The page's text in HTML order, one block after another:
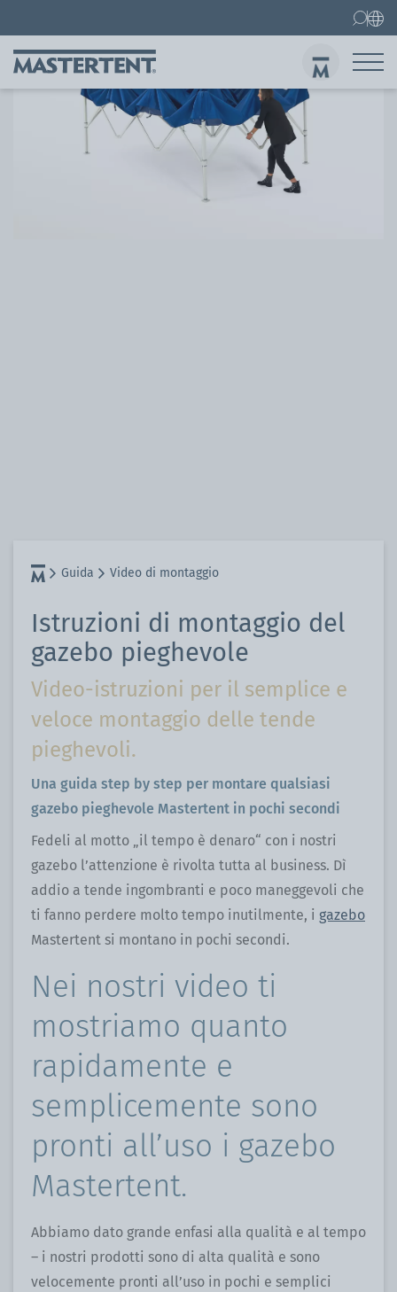
Guida Video di montaggio
Istruzioni di montaggio del
gazebo pieghevole
Video-istruzioni per il semplice e
veloce montaggio delle tende
pieghevoli.
Una guida step by step per montare qualsiasi
gazebo pieghevole Mastertent in pochi secondi
Fedeli al motto „il tempo è denaro“ con i nostri
gazebo l’attenzione è rivolta tutta al business. Dì
addio a tende ingombranti e poco maneggevoli che
ti fanno perdere molto tempo inutilmente, i gazebo
Mastertent si montano in pochi secondi.
Nei nostri video ti
mostriamo quanto
rapidamente e
semplicemente sono
pronti all’uso i gazebo
Mastertent.
Abbiamo dato grande enfasi alla qualità e al tempo
– i nostri prodotti sono di alta qualità e sono
velocemente pronti all’uso in pochi e semplici
Contatti FAQ
Gazebo pieghevoli
Gazebo 3x3 m